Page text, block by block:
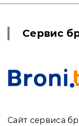
Сервис
Сайт сервиса